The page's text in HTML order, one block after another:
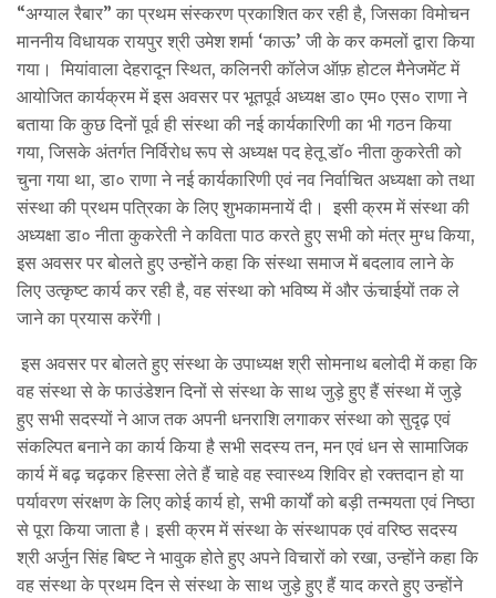
“अग्याल रैबार” का प्रथम संस्करण प्रकाशित कर रही है, जिसका विमोचन
माननीय विधायक रायपुर श्री उमेश शर्मा ‘काऊ’ जी के कर कमलों द्वारा किया
गया। मियांवाला देहरादून स्थित, कलिनरी कॉलेज ऑफ़ होटल मैनेजमेंट में
आयोजित कार्यक्रम में इस अवसर पर भूतपूर्व अध्यक्ष डा० एम० एस० राणा ने
बताया कि कुछ दिनों पूर्व ही संस्था की नई कार्यकारिणी का भी गठन किया
गया, जिसके अंतर्गत निर्विरोध रूप से अध्यक्ष पद हेतू डॉ० नीता कुकरेती को
चुना गया था, डा० राणा ने नई कार्यकारिणी एवं नव निर्वाचित अध्यक्षा को तथा
संस्था की प्रथम पत्रिका के लिए शुभकामनायें दी। इसी क्रम में संस्था की
अध्यक्षा डा० नीता कुकरेती ने कविता पाठ करते हुए सभी को मंत्र मुग्ध किया,
इस अवसर पर बोलते हुए उन्होंने कहा कि संस्था समाज में बदलाव लाने के
लिए उत्कृष्ट कार्य कर रही है, वह संस्था को भविष्य में और ऊंचाईयों तक ले
जाने का प्रयास करेंगी।
इस अवसर पर बोलते हुए संस्था के उपाध्यक्ष श्री सोमनाथ बलोदी में कहा कि
वह संस्था से के फाउंडेशन दिनों से संस्था के साथ जुड़े हुए हैं संस्था में जुड़े
हुए सभी सदस्यों ने आज तक अपनी धनराशि लगाकर संस्था को सुदृढ़ एवं
संकल्पित बनाने का कार्य किया है सभी सदस्य तन, मन एवं धन से सामाजिक
कार्य में बढ़ चढ़कर हिस्सा लेते हैं चाहे वह स्वास्थ्य शिविर हो रक्तदान हो या
पर्यावरण संरक्षण के लिए कोई कार्य हो, सभी कार्यों को बड़ी तन्मयता एवं निष्ठा
से पूरा किया जाता है। इसी क्रम में संस्था के संस्थापक एवं वरिष्ठ सदस्य
श्री अर्जुन सिंह बिष्ट ने भावुक होते हुए अपने विचारों को रखा, उन्होंने कहा कि
वह संस्था के प्रथम दिन से संस्था के साथ जुड़े हुए हैं याद करते हुए उन्होंने